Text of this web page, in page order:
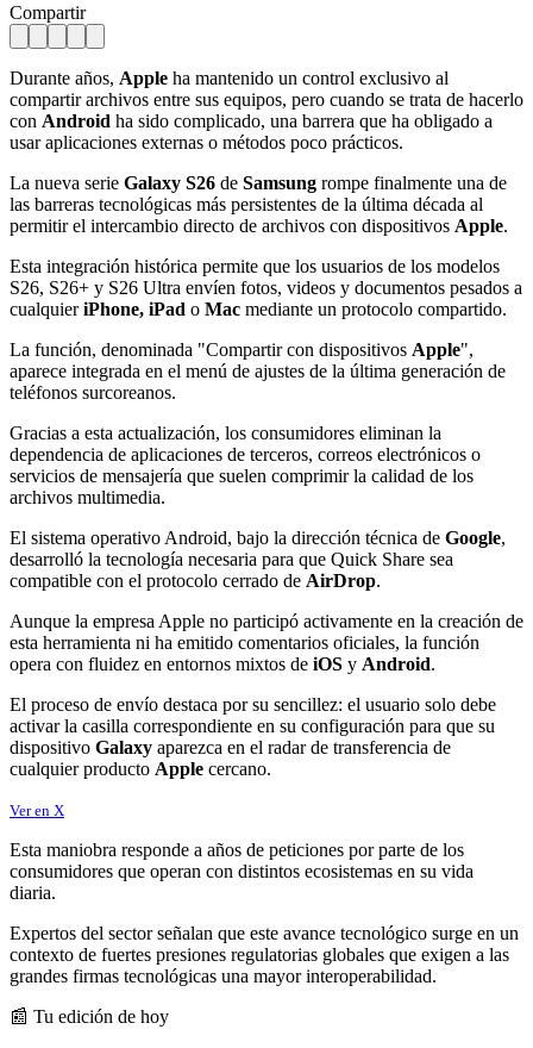
Compartir
Durante años, Apple ha mantenido un control exclusivo al
compartir archivos entre sus equipos, pero cuando se trata de hacerlo
con Android ha sido complicado, una barrera que ha obligado a
usar aplicaciones externas o métodos poco prácticos.
La nueva serie Galaxy S26 de Samsung rompe finalmente una de
las barreras tecnológicas más persistentes de la última década al
permitir el intercambio directo de archivos con dispositivos Apple.
Esta integración histórica permite que los usuarios de los modelos
S26, S26+ y S26 Ultra envíen fotos, videos y documentos pesados a
cualquieriPhone, iPad o Mac mediante un protocolo compartido.
La función, denominada "Compartir con dispositivos Apple",
aparece integrada en el menú de ajustes de la última generación de
teléfonos surcoreanos.
Gracias a esta actualización, los consumidores eliminan la
dependencia de aplicaciones de terceros, correos electrónicos o
servicios de mensajería que suelen comprimir la calidad de los
archivos multimedia.
El sistema operativo Android, bajo la dirección técnica de Google,
desarrolló la tecnología necesaria para que Quick Share sea
compatible con el protocolo cerrado de AirDrop.
Aunque la empresa Apple no participó activamente en la creación de
esta herramienta ni ha emitido comentarios oficiales, la función
opera con fluidez en entornos mixtos de iOS y Android.
El proceso de envío destaca por su sencillez: el usuario solo debe
activar la casilla correspondiente en su configuración para que su
dispositivo Galaxy aparezca en el radar de transferencia de
cualquier producto Apple cercano.
Ver en X
Esta maniobra responde a años de peticiones por parte de los
consumidores que operan con distintos ecosistemas en su vida
diaria.
Expertos del sector señalan que este avance tecnológico surge en un
contexto de fuertes presiones regulatorias globales que exigen a las
grandes firmas tecnológicas una mayor interoperabilidad.
📰 Tu edición de hoy